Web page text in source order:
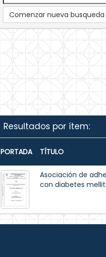
Comenzar nueva busqueda
Resultados por ítem:
PORTADA TÍTULO
Asociación de
con diabetes